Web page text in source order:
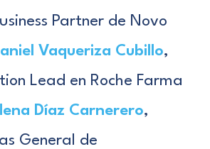
Partner de Novo
Vaqueriza Cubillo,
Lead en Roche Farma
Díaz Carnerero,
General de